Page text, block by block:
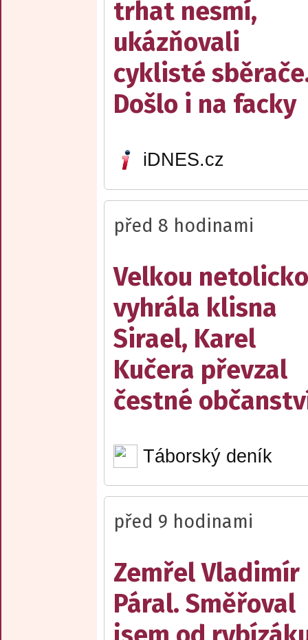
trhat nesmí,
ukázňovali
cyklisté
Došlo i na facky
iDNES.cz
před 8 hodinami
Velkou
vyhrála klisna
Sirael, Karel
Kučera převzal
čestné
Táborský deník
před 9 hodinami
Zemřel Vladimír
Páral. Směřoval